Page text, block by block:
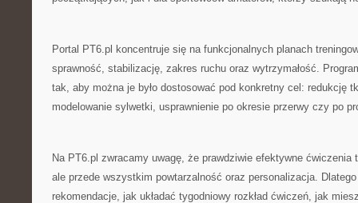
Portal PT6.pl koncentruje się na funkcjonalnych planach
sprawność, stabilizację, zakres ruchu oraz wytrzymałość.
tak, aby można je było dostosować pod konkretny cel: redukcję
modelowanie sylwetki, usprawnienie po okresie przerwy czy po
Na PT6.pl zwracamy uwagę, że prawdziwie efektywne
ale przede wszystkim powtarzalność oraz personalizacja.
rekomendacje, jak układać tygodniowy rozkład ćwiczeń, jak